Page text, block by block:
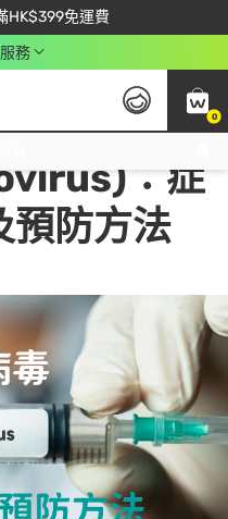
HK$399免運費
員盡享獨家優惠
入 NEWAPP 即減$50
務
0
：症
預防方法